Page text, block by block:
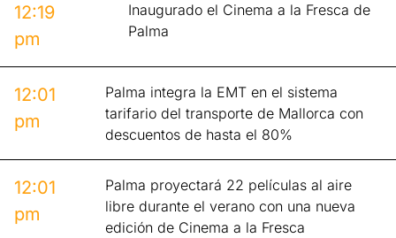
12:19
pm
Inaugurado el Cinema a la Fresca de
Palma
12:01
pm
Palma integra la EMT en el sistema
tarifario del transporte de Mallorca con
descuentos de hasta el 80%
12:01
pm
Palma proyectará 22 películas al aire
libre durante el verano con una nueva
edición de Cinema a la Fresca